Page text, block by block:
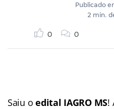
Publicado
2 min.
0 0
Saiu oedital IAGRO MS!